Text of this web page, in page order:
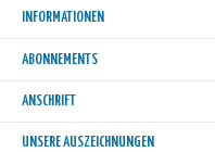
INFORMATIONEN
ABONNEMENTS
ANSCHRIFT
UNSERE AUSZEICHNUNGEN